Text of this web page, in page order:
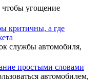
чтобы угощение
критичны, а где
службы автомобиля,
простыми словами
автомобилем,